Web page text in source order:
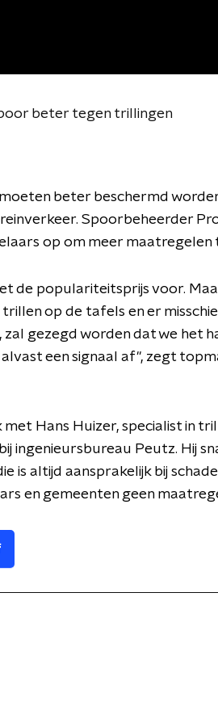
beter tegen trillingen
beter beschermd
Spoorbeheerder
op om meer maatregelen
de populariteitsprijs voor.
op de tafels en er
zal gezegd worden dat we het
een signaal af", zegt
met Hans Huizer, specialist in
ingenieursbureau Peutz. Hij
is altijd aansprakelijk bij
en gemeenten geen